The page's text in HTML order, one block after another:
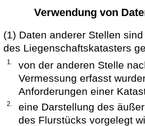
Verwendung von
(1) Daten anderer Stellen
des Liegenschaftskatasters
1.
von der anderen Stelle
Vermessung erfasst
Anforderungen einer
2.
eine Darstellung des
des Flurstücks vorgelegt